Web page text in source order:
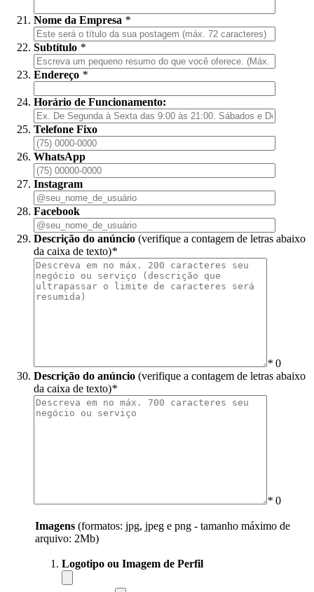
Nome da Empresa *
Subtítulo *
Endereço *
Horário de Funcionamento:
Telefone Fixo
WhatsApp
Instagram
Facebook
Descrição do anúncio (verifique a contagem de letras abaixo
da caixa de texto)*
* 0
Descrição do anúncio (verifique a contagem de letras abaixo
da caixa de texto)*
* 0
Imagens (formatos: jpg, jpeg e png - tamanho máximo de
arquivo: 2Mb)
Logotipo ou Imagem de Perfil